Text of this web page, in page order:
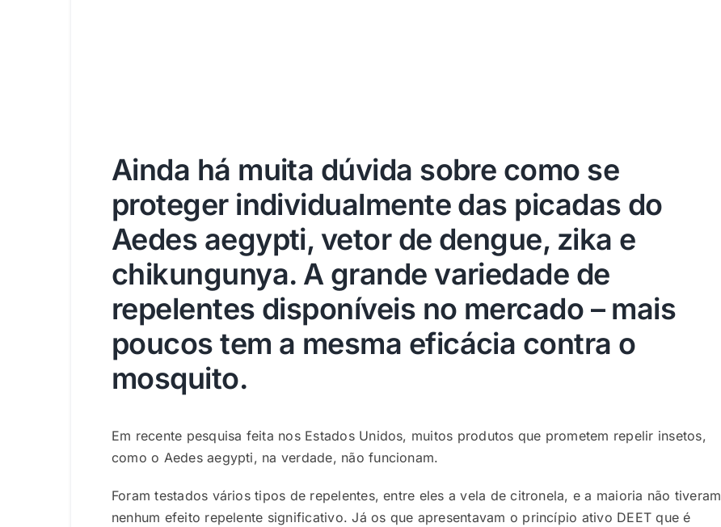
Ainda há muita dúvida sobre como se
proteger individualmente das picadas do
Aedes aegypti, vetor de dengue, zika e
chikungunya. A grande variedade de
repelentes disponíveis no mercado – mais
poucos tem a mesma eficácia contra o
mosquito.
Em recente pesquisa feita nos Estados Unidos, muitos produtos que prometem repelir insetos,
como o Aedes aegypti, na verdade, não funcionam.
Foram testados vários tipos de repelentes, entre eles a vela de citronela, e a maioria não tiveram
nenhum efeito repelente significativo. Já os que apresentavam o princípio ativo DEET que é